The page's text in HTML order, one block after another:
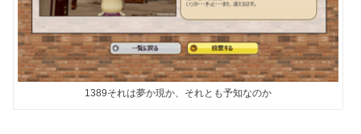
1389それは夢か現か、それとも予知なのか